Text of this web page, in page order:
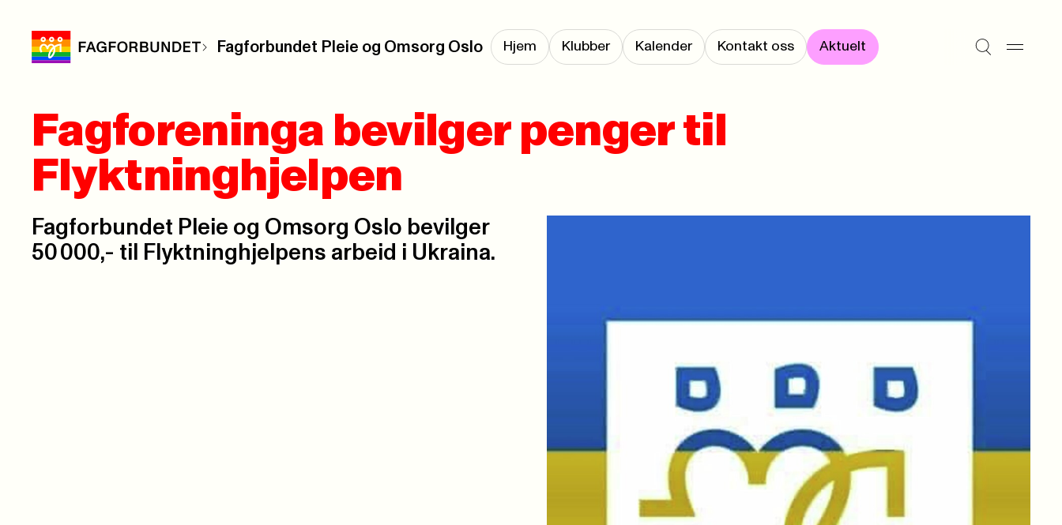
Fagforbundet Pleie og Omsorg Oslo Hjem Klubber Kalender Kontakt oss Aktuelt
Fagforeninga bevilger penger til
Flyktninghjelpen
Fagforbundet Pleie og Omsorg Oslo bevilger
50 000,- til Flyktninghjelpens arbeid i Ukraina.